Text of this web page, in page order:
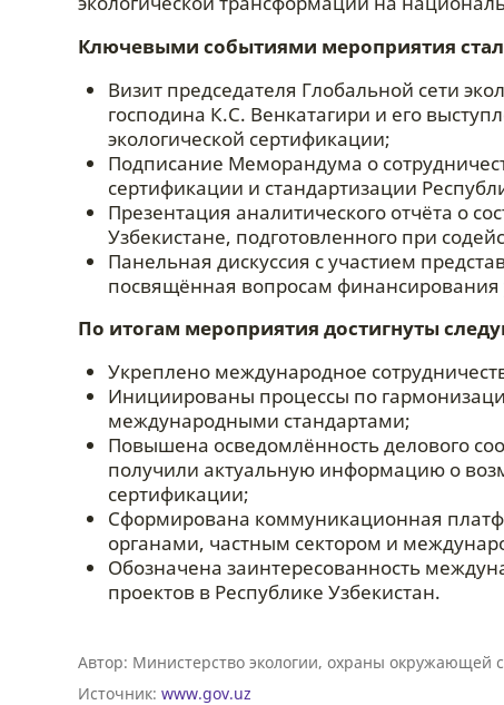
Ключевыми событиями мероприятия
Визит председателя Глобальной сети
господина К.С. Венкатагири и его
экологической сертификации;
Подписание Меморандума о
сертификации и стандартизации
Презентация аналитического отчёта о
Узбекистане, подготовленного при
Панельная дискуссия с участием
посвящённая вопросам
По итогам мероприятия достигнуты
Укреплено международное
Инициированы процессы по
международными стандартами;
Повышена осведомлённость делового
получили актуальную информацию о
сертификации;
Сформирована коммуникационная
органами, частным сектором и
Обозначена заинтересованность
проектов в Республике Узбекистан.
Автор: Министерство экологии, охраны окружающей
Источник: www.gov.uz